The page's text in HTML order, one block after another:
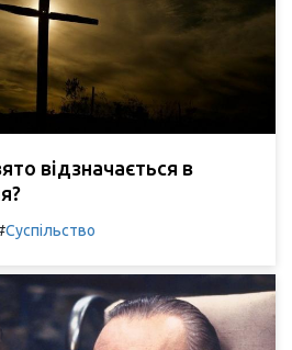
відзначається в
Суспільство